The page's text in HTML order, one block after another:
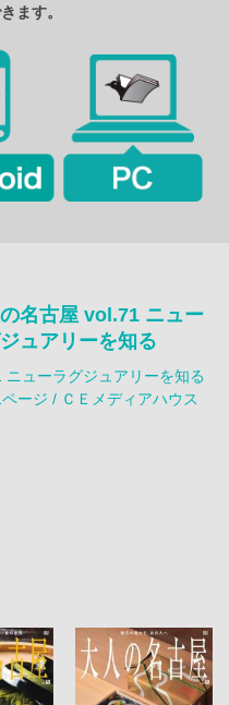
ます。
名古屋 vol.71 ニュー
ュアリーを知る
ニューラグジュアリーを知る
ージ / ＣＥメディアハウス